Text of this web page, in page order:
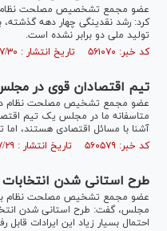
عضو مجمع تشخصیص مصلحت نظام
تولید ملی دو برابر نشده است.
کد خبر: ۵۶۱۰۷۰ تاریخ انتشار : ۱۳۹۸/۰۷/۳۰
تیم اقتصادان قوی در
عضو مجمع تشخیص مصلحت نظام در
متاسفانه ما در مجلس یک تیم
آشنا با مسائل اقتصادی هستند،
کد خبر: ۵۶۰۵۷۹ تاریخ انتشار : ۱۳۹۸/۰۷/۲۹
طرح استانی شدن انتخابات
عضو مجمع تشخیص مصلحت نظام با
مجلس، گفت: طرح استانی شدن
احتمال بسیار زیاد این ایرادات قابل